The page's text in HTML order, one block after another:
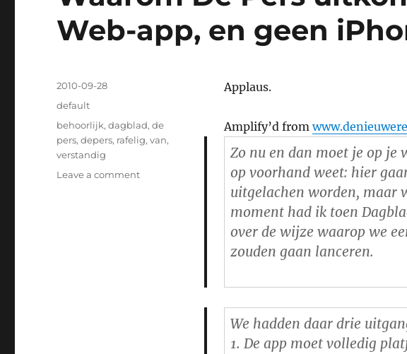
Web-app, en geen
Applaus.
Amplify’d from
Zo nu en dan moet je op je
op voorhand weet: hier
uitgelachen worden, maar
moment had ik toen
over de wijze waarop we
zouden gaan lanceren.
We hadden daar drie
1. De app moet volledig
Posted
on
2010-09-28
Categories
default
Tags
behoorlijk,dagblad,de
pers,depers, rafelig,van,
verstandig
Leave a comment